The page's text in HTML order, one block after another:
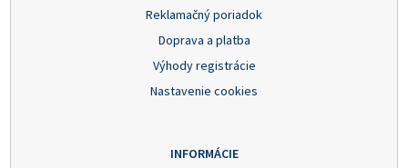
Reklamačný poriadok
Doprava a platba
Výhody registrácie
Nastavenie cookies
INFORMÁCIE